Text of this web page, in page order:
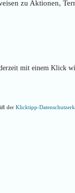
zu Aktionen,
mit einem Klick
der Klicktipp-